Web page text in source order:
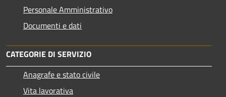
Personale Amministrativo
Documenti e dati
CATEGORIE DI SERVIZIO
Anagrafe e stato civile
Vita lavorativa